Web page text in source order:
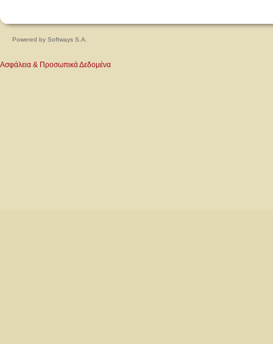
Powered by Softways S.A.
Ασφάλεια & Προσωπικά Δεδομένα